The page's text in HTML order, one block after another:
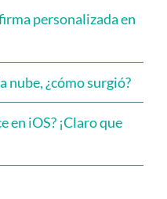
personalizada en
nube, ¿cómo surgió?
en iOS? ¡Claro que